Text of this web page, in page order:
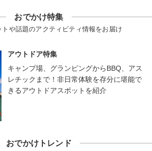
おでかけ特集
や話題のアクティビティ情報をお届け
アウトドア特集
キャンプ場、グランピングからBBQ、アス
レチックまで！非日常体験を存分に堪能で
きるアウトドアスポットを紹介
おでかけトレンド